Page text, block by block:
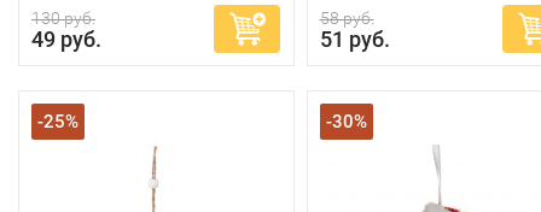
130 руб.
49 руб.
58 руб.
51 руб.
-25% -30%